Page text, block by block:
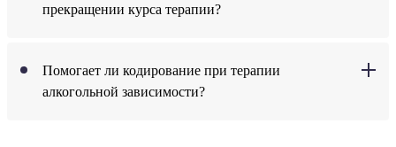
прекращении курса терапии?
Помогает ли кодирование при терапии
алкогольной зависимости?